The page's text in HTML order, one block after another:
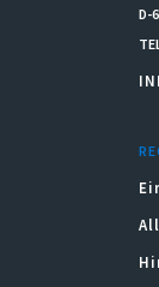
D-